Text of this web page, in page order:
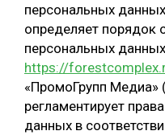
ЦИФРОВАЯ СРЕДА
БИОЭНЕРГЕТИКА
ЛЕСОВОССТАНОВЛЕНИЕ И
ЛОГИСТИКА
ПРОИЗВОДСТВО
РУБРИКИ
ТЕМАТИЧЕСКИЕ ПРОЕКТЫ
ПОДБОРКИ СТАТЕЙ
персональных
определяет порядок
персональных
https://
«ПромоГрупп Медиа»
регламентирует
данных в